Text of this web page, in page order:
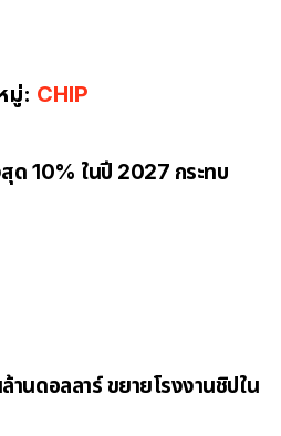
มู่: CHIP
ด 10% ในปี 2027 กระทบ
นดอลลาร์ ขยายโรงงานชิปใน